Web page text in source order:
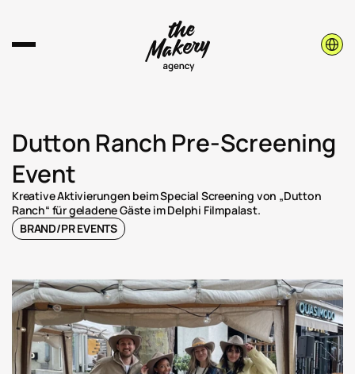
Select
Dutton Ranch Pre-Screening
Event
Kreative Aktivierungen beim Special Screening von „Dutton
Ranch“ für geladene Gäste im Delphi Filmpalast.
BRAND/PR EVENTS